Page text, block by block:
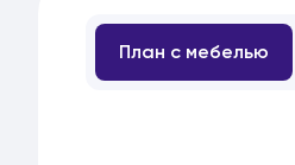
План с мебелью